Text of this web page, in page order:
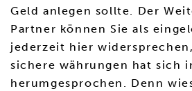
Geld anlegen sollte. Der
Partner können Sie als
jederzeit hier
sichere währungen hat sich
herumgesprochen. Denn